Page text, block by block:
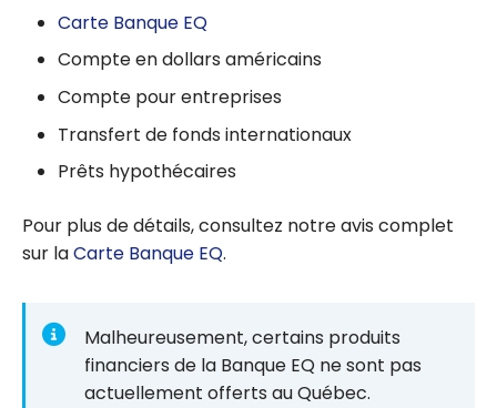
Carte Banque EQ
Compte en dollars américains
Compte pour entreprises
Transfert de fonds internationaux
Prêts hypothécaires
Pour plus de détails, consultez notre avis complet
sur laCarte Banque EQ.
Malheureusement, certains produits
financiers de la Banque EQ ne sont pas
actuellement offerts au Québec.